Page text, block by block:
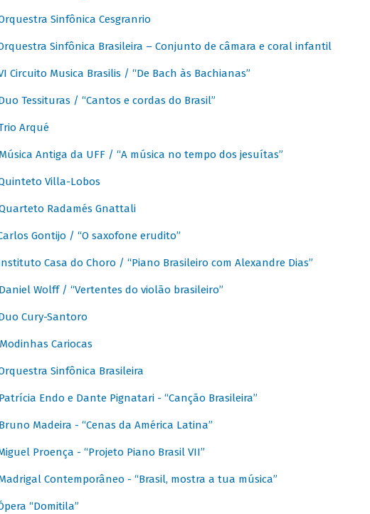
Sinfônica Cesgranrio
Sinfônica Brasileira – Conjunto de câmara e coral infantil
Circuito Musica Brasilis / “De Bach às Bachianas”
Tessituras / “Cantos e cordas do Brasil”
Arqué
Música Antiga da UFF / “A música no tempo dos jesuítas”
Villa-Lobos
Radamés Gnattali
Gontijo / “O saxofone erudito”
Casa do Choro / “Piano Brasileiro com Alexandre Dias”
Daniel Wolff / “Vertentes do violão brasileiro”
Cury-Santoro
Modinhas Cariocas
Sinfônica Brasileira
Patrícia Endo e Dante Pignatari - “Canção Brasileira”
Bruno Madeira - “Cenas da América Latina”
Proença - “Projeto Piano Brasil VII”
Contemporâneo - “Brasil, mostra a tua música”
“Domitila”